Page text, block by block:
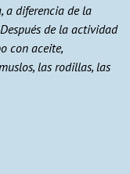
a diferencia de la
de la actividad
con aceite,
las rodillas, las